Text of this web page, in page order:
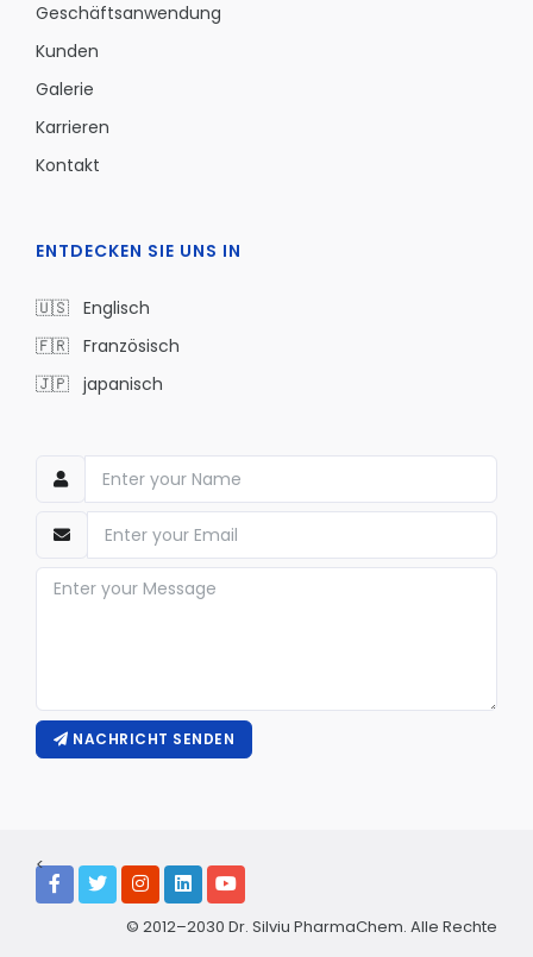
Geschäftsanwendung
Kunden
Galerie
Karrieren
Kontakt
ENTDECKEN SIE UNS IN
🇺🇸 Englisch
🇫🇷 Französisch
🇯🇵 japanisch
NACHRICHT SENDEN
<
© 2012–2030 Dr. Silviu PharmaChem. Alle Rechte